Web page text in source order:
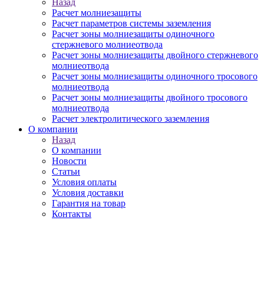
Назад
Расчет молниезащиты
Расчет параметров системы заземления
Расчет зоны молниезащиты одиночного
стержневого молниеотвода
Расчет зоны молниезащиты двойного стержневого
молниеотвода
Расчет зоны молниезащиты одиночного тросового
молниеотвода
Расчет зоны молниезащиты двойного тросового
молниеотвода
Расчет электролитического заземления
О компании
Назад
О компании
Новости
Статьи
Условия оплаты
Условия доставки
Гарантия на товар
Контакты